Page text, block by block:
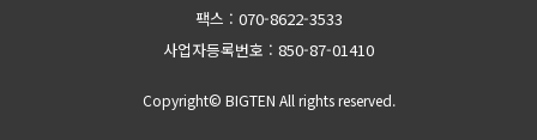
팩스 : 070-8622-3533
사업자등록번호 : 850-87-01410
Copyright© BIGTEN All rights reserved.